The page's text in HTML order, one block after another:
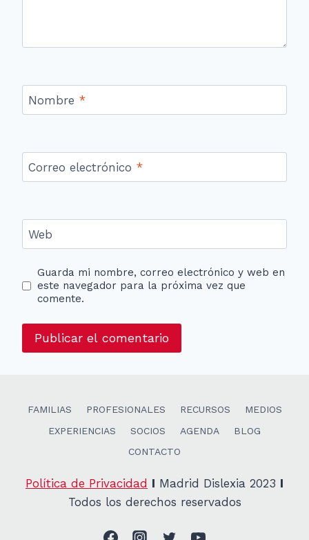
Nombre *
Correo electrónico *
Web
Guarda mi nombre, correo electrónico y web en
este navegador para la próxima vez que
comente.
FAMILIAS PROFESIONALES RECURSOS
MEDIOS
EXPERIENCIAS
SOCIOS AGENDA
BLOG
CONTACTO
Política de Privacidad I Madrid Dislexia 2023 I
Todos los derechos reservados